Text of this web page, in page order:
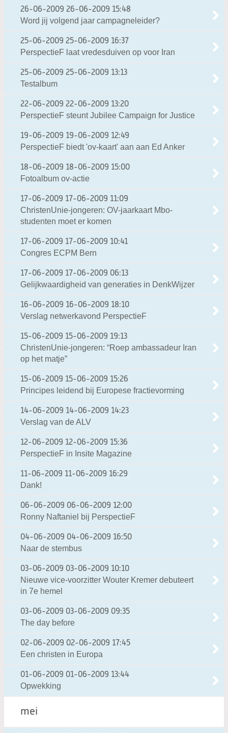
26-06-2009 26-06-2009 15:48
Word jij volgend jaar campagneleider?
25-06-2009 25-06-2009 16:37
PerspectieF laat vredesduiven op voor Iran
25-06-2009 25-06-2009 13:13
Testalbum
22-06-2009 22-06-2009 13:20
PerspectieF steunt Jubilee Campaign for Justice
19-06-2009 19-06-2009 12:49
PerspectieF biedt 'ov-kaart' aan aan Ed Anker
18-06-2009 18-06-2009 15:00
Fotoalbum ov-actie
17-06-2009 17-06-2009 11:09
ChristenUnie-jongeren: OV-jaarkaart Mbo-
studenten moet er komen
17-06-2009 17-06-2009 10:41
Congres ECPM Bern
17-06-2009 17-06-2009 06:13
Gelijkwaardigheid van generaties in DenkWijzer
16-06-2009 16-06-2009 18:10
Verslag netwerkavond PerspectieF
15-06-2009 15-06-2009 19:13
ChristenUnie-jongeren: “Roep ambassadeur Iran
op het matje”
15-06-2009 15-06-2009 15:26
Principes leidend bij Europese fractievorming
14-06-2009 14-06-2009 14:23
Verslag van de ALV
12-06-2009 12-06-2009 15:36
PerspectieF in Insite Magazine
11-06-2009 11-06-2009 16:29
Dank!
06-06-2009 06-06-2009 12:00
Ronny Naftaniel bij PerspectieF
04-06-2009 04-06-2009 16:50
Naar de stembus
03-06-2009 03-06-2009 10:10
Nieuwe vice-voorzitter Wouter Kremer debuteert
in 7e hemel
03-06-2009 03-06-2009 09:35
The day before
02-06-2009 02-06-2009 17:45
Een christen in Europa
01-06-2009 01-06-2009 13:44
Opwekking
mei